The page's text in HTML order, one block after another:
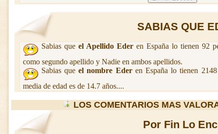
SABIAS QUE
Sabias que el Apellido Ederen España lo tienen 92
como segundo apellido y Nadie en ambos apellidos.
Sabias queel nombre Ederen España lo tienen
media de edad es de 14.7 años....
LOS COMENTARIOS MAS
Por Fin Lo